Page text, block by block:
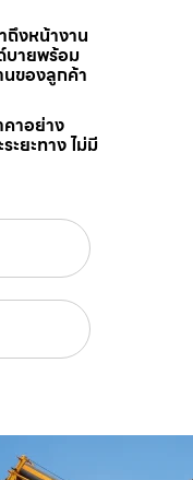
ถึงหน้างาน
บายพร้อม
นของลูกค้า
คาอย่าง
ะยะทาง ไม่มี